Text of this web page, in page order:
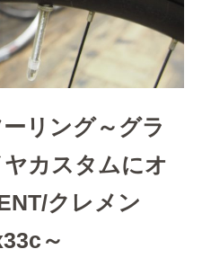
リング～グラ
カスタムにオ
クレメン
～